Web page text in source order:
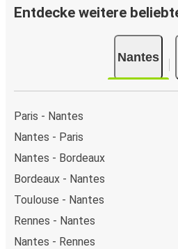
Entdecke weitere
Nantes
Paris - Nantes
Nantes - Paris
Nantes - Bordeaux
Bordeaux - Nantes
Toulouse - Nantes
Rennes - Nantes
Nantes - Rennes